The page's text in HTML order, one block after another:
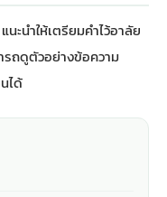
นำให้เตรียมคำไว้อาลัย
รถดูตัวอย่างข้อความ
ได้